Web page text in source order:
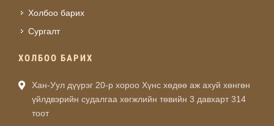
Холбоо барих
Сургалт
ХОЛБОО БАРИХ
Хан-Уул дүүрэг 20-р хороо Хүнс хөдөө аж ахуй хөнгөн
үйлдвэрийн судалгаа хөгжлийн төвийн 3 давхарт 314
тоот